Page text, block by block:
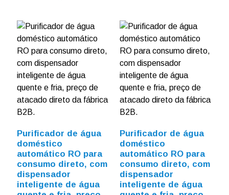
Purificador de água
doméstico
automático RO para
consumo direto, com
dispensador
inteligente de água
Purificador de água
doméstico
automático RO para
consumo direto, com
dispensador
inteligente de água